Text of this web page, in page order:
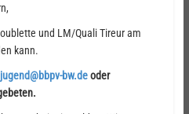
und LM/Quali Tireur am
kann.
jugend@bbpv-bw.deoder